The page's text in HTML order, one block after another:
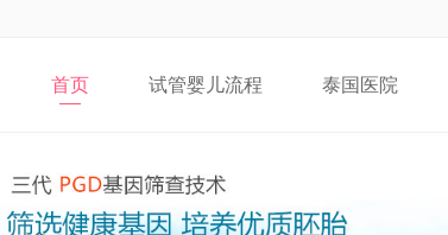
首页 试管婴儿流程 泰国医院